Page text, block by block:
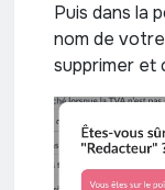
Puis dans la
nom de
supprimer et